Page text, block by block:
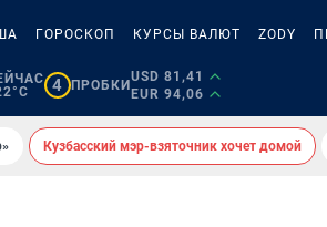
ГОРОСКОП КУРСЫ ВАЛЮТ ZODY
4 ПРОБКИ
USD 81,41
EUR 94,06
Кузбасский мэр-взяточник хочет домой